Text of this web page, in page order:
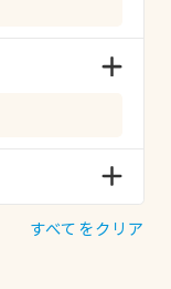
すべてをクリア